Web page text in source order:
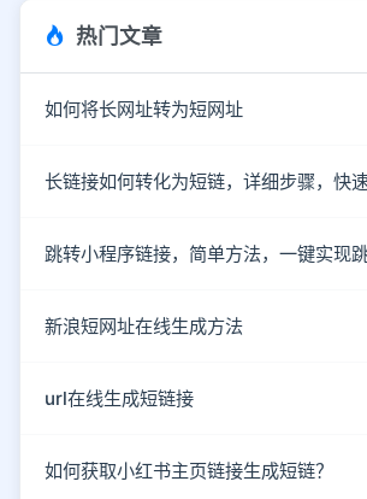
热门文章
如何将长网址转为短网址
长链接如何转化为短链，详细步骤，快
跳转小程序链接，简单方法，一键实现
新浪短网址在线生成方法
url在线生成短链接
如何获取小红书主页链接生成短链？